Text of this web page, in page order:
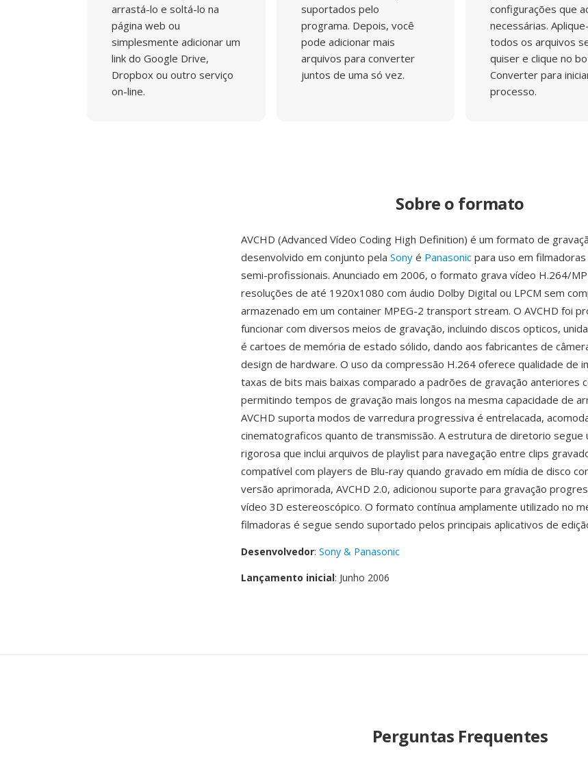
arrastá-lo e soltá-lo na
página web ou
simplesmente adicionar um
link do Google Drive,
Dropbox ou outro serviço
on-line.
suportados pelo
programa. Depois, você
pode adicionar mais
arquivos para converter
juntos de uma só vez.
configurações que
necessárias.
todos os arquivos
quiser e clique no
Converter para
processo.
Sobre o formato
AVCHD (Advanced Vídeo Coding High Definition) é um formato de
desenvolvido em conjunto pela Sony é Panasonic para uso em
semi-profissionais. Anunciado em 2006, o formato grava vídeo H.264/
resoluções de até 1920x1080 com áudio Dolby Digital ou LPCM sem
armazenado em um container MPEG-2 transport stream. O AVCHD foi
funcionar com diversos meios de gravação, incluindo discos opticos,
é cartoes de memória de estado sólido, dando aos fabricantes de
design de hardware. O uso da compressão H.264 oferece qualidade de
taxas de bits mais baixas comparado a padrões de gravação anteriores
permitindo tempos de gravação mais longos na mesma capacidade de
AVCHD suporta modos de varredura progressiva é entrelacada,
cinematograficos quanto de transmissão. A estrutura de diretorio segue
rigorosa que inclui arquivos de playlist para navegação entre clips
compatível com players de Blu-ray quando gravado em mídia de disco
versão aprimorada, AVCHD 2.0, adicionou suporte para gravação
vídeo 3D estereoscópico. O formato contínua amplamente utilizado no
filmadoras é segue sendo suportado pelos principais aplicativos de
Desenvolvedor: Sony & Panasonic
Lançamento inicial: Junho 2006
Perguntas Frequentes